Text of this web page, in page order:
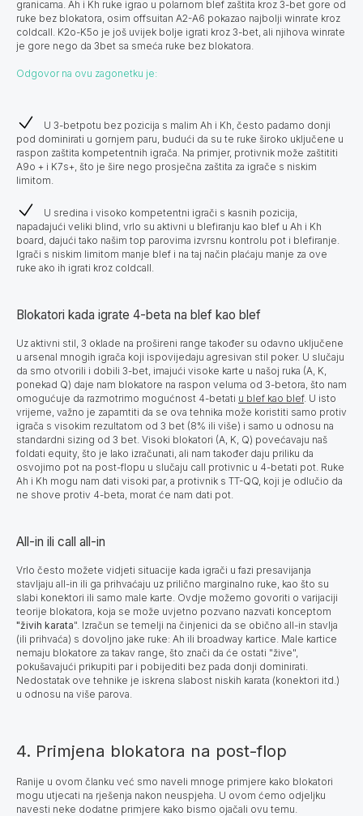
granicama. Ah i Kh ruke igrao u polarnom blef zaštita kroz 3-bet gore od
ruke bez blokatora, osim offsuitan A2-A6 pokazao najbolji winrate kroz
coldcall. K2o-K5o je još uvijek bolje igrati kroz 3-bet, ali njihova winrate
je gore nego da 3bet sa smeća ruke bez blokatora.
Odgovor na ovu zagonetku je:
U 3-betpotu bez pozicija s malim Ah i Kh, često padamo donji
pod dominirati u gornjem paru, budući da su te ruke široko uključene u
raspon zaštita kompetentnih igrača. Na primjer, protivnik može zaštititi
A9o + i K7s+, što je šire nego prosječna zaštita za igrače s niskim
limitom.
U sredina i visoko kompetentni igrači s kasnih pozicija,
napadajući veliki blind, vrlo su aktivni u blefiranju kao blef u Ah i Kh
board, dajući tako našim top parovima izvrsnu kontrolu pot i blefiranje.
Igrači s niskim limitom manje blef i na taj način plaćaju manje za ove
ruke ako ih igrati kroz coldcall.
Blokatori kada igrate 4-beta na blef kao blef
Uz aktivni stil, 3 oklade na prošireni range također su odavno uključene
u arsenal mnogih igrača koji ispovijedaju agresivan stil poker. U slučaju
da smo otvorili i dobili 3-bet, imajući visoke karte u našoj ruka (A, K,
ponekad Q) daje nam blokatore na raspon veluma od 3-betora, što nam
omogućuje da razmotrimo mogućnost 4-betati u blef kao blef. U isto
vrijeme, važno je zapamtiti da se ova tehnika može koristiti samo protiv
igrača s visokim rezultatom od 3 bet (8% ili više) i samo u odnosu na
standardni sizing od 3 bet. Visoki blokatori (A, K, Q) povećavaju naš
foldati equity, što je lako izračunati, ali nam također daju priliku da
osvojimo pot na post-flopu u slučaju call protivnic u 4-betati pot. Ruke
Ah i Kh mogu nam dati visoki par, a protivnik s TT-QQ, koji je odlučio da
ne shove protiv 4-beta, morat će nam dati pot.
All-in ili call all-in
Vrlo često možete vidjeti situacije kada igrači u fazi presavijanja
stavljaju all-in ili ga prihvaćaju uz prilično marginalno ruke, kao što su
slabi konektori ili samo male karte. Ovdje možemo govoriti o varijaciji
teorije blokatora, koja se može uvjetno pozvano nazvati konceptom
"živih karata". Izračun se temelji na činjenici da se obično all-in stavlja
(ili prihvaća) s dovoljno jake ruke: Ah ili broadway kartice. Male kartice
nemaju blokatore za takav range, što znači da će ostati "žive",
pokušavajući prikupiti par i pobijediti bez pada donji dominirati.
Nedostatak ove tehnike je iskrena slabost niskih karata (konektori itd.)
u odnosu na više parova.
4. Primjena blokatora na post-flop
Ranije u ovom članku već smo naveli mnoge primjere kako blokatori
mogu utjecati na rješenja nakon neuspjeha. U ovom ćemo odjeljku
navesti neke dodatne primjere kako bismo ojačali ovu temu.